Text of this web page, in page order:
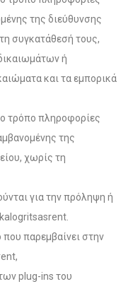
της διεύθυνσης
συγκατάθεσή τους,
ή
και τα εμπορικά
τρόπο πληροφορίες
της
χωρίς τη
για την πρόληψη ή
που παρεμβαίνει στην
plug-ins του